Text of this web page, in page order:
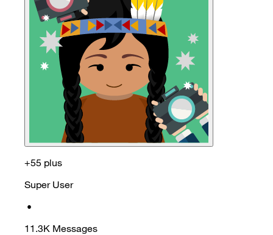
+55 plus
Super User
•
11.3K Messages